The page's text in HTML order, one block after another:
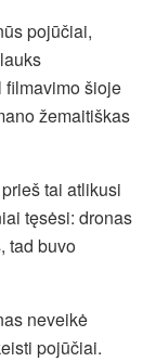
pojūčiai,
filmavimo šioje
žemaitiškas
tai atlikusi
tęsėsi: dronas
tad buvo
neveikė
pojūčiai.